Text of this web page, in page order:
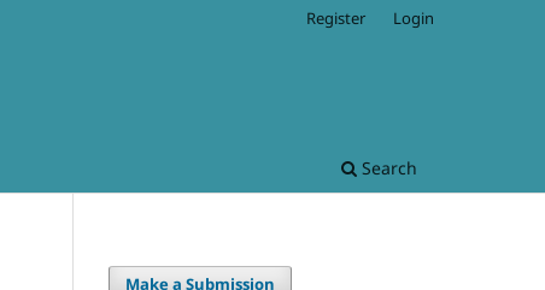
Search
Register Login
Make a Submission